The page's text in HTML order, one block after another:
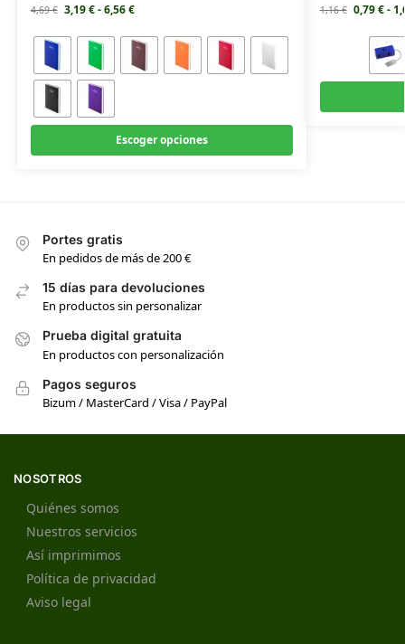
4,69€ 3,19€-6,56€
Escoger opciones
1,16€ 0,79€-
Portes gratis
En pedidos de más de 200 €
15 días para devoluciones
En productos sin personalizar
Prueba digital gratuita
En productos con personalización
Pagos seguros
Bizum / MasterCard / Visa / PayPal
NOSOTROS
Quiénes somos
Nuestros servicios
Así imprimimos
Política de privacidad
Aviso legal